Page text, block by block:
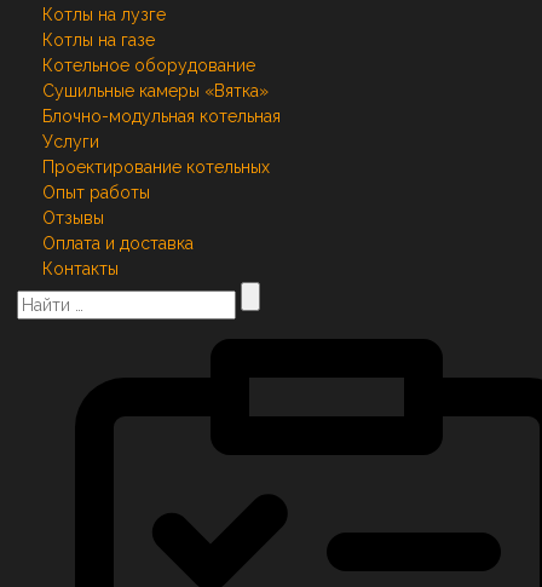
Котлы на лузге
Котлы на газе
Котельное оборудование
Сушильные камеры «Вятка»
Блочно-модульная котельная
Услуги
Проектирование котельных
Опыт работы
Отзывы
Оплата и доставка
Контакты